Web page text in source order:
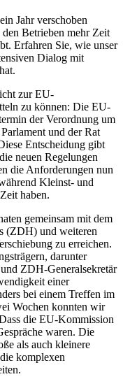
Jahr verschoben
Betrieben mehr Zeit
Erfahren Sie, wie unser
Dialog mit
zur EU-
zu können: Die EU-
der Verordnung um
und der Rat
Entscheidung gibt
neuen Regelungen
die Anforderungen nun
Kleinst- und
haben.
gemeinsam mit dem
(ZDH) und weiteren
zu erreichen.
darunter
ZDH-Generalsekretär
einer
bei einem Treffen im
Wochen konnten wir
die EU-Kommission
waren. Die
als auch kleinere
komplexen